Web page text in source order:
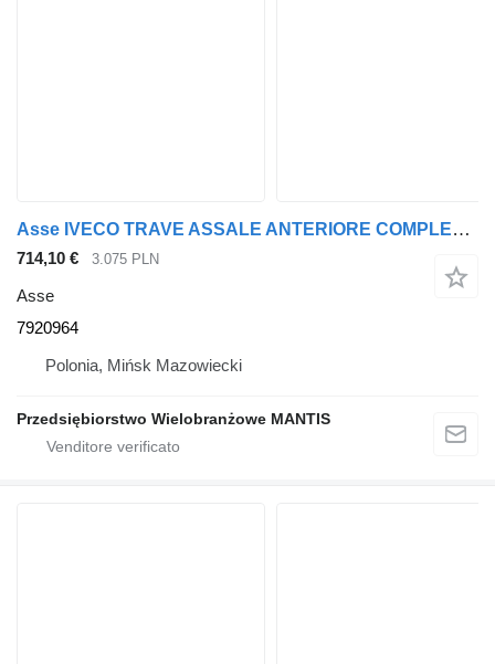
Asse IVECO TRAVE ASSALE ANTERIORE COMPLETA IVECO STRALIS EURO 6 7920964 per trattore stradale
714,10 € 3.075 PLN
Asse
7920964
Polonia, Mińsk Mazowiecki
Przedsiębiorstwo Wielobranżowe MANTIS